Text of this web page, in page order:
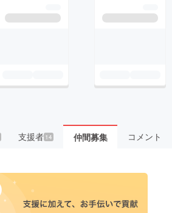
支援者 14 仲間募集 コメント